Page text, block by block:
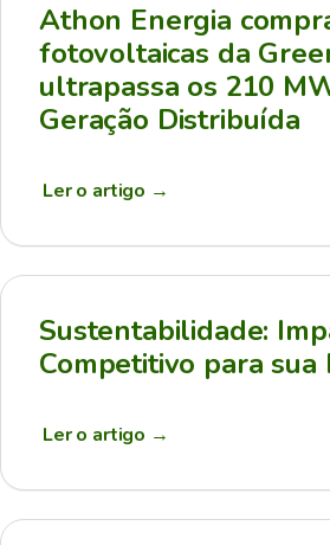
Athon Energia
fotovoltaicas da
ultrapassa os 210
Geração Distribuída
Ler o artigo →
Sustentabilidade:
Competitivo para sua
Ler o artigo →